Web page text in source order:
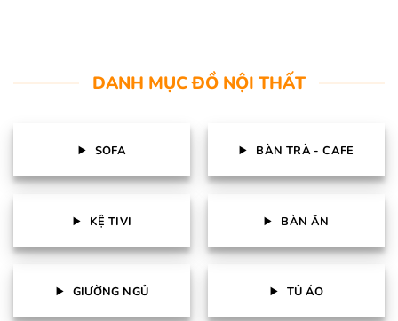
DANH MỤC ĐỒ NỘI THẤT
SOFA BÀN TRÀ - CAFE
KỆ TIVI BÀN ĂN
GIƯỜNG NGỦ TỦ ÁO